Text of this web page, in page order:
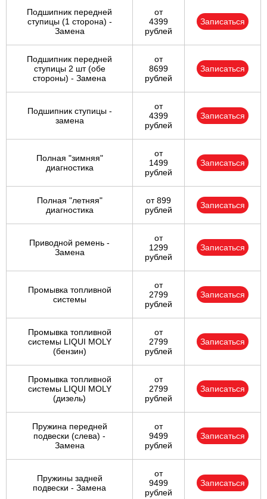
Подшипник передней
ступицы (1 сторона) -
Замена
от
4399
рублей
Записаться
Подшипник передней
ступицы 2 шт (обе
стороны) - Замена
от
8699
рублей
Записаться
Подшипник ступицы -
замена
от
4399
рублей
Записаться
Полная "зимняя"
диагностика
от
1499
рублей
Записаться
Полная "летняя"
диагностика
от 899
рублей
Записаться
Приводной ремень -
Замена
от
1299
рублей
Записаться
Промывка топливной
системы
от
2799
рублей
Записаться
Промывка топливной
системы LIQUI MOLY
(бензин)
от
2799
рублей
Записаться
Промывка топливной
системы LIQUI MOLY
(дизель)
от
2799
рублей
Записаться
Пружина передней
подвески (слева) -
Замена
от
9499
рублей
Записаться
Пружины задней
подвески - Замена
от
9499
рублей
Записаться